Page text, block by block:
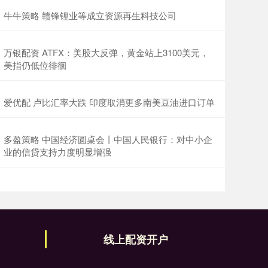
牛牛策略 赣锋锂业等成立资源再生科技公司
万银配资 ATFX：美股大反弹，黄金站上3100美元，
美指仍低位徘徊
爱优配 卢比汇率大跌 印度取消更多南美豆油进口订单
多盈策略 中国经济圆桌会丨中国人民银行：对中小企
业的信贷支持力度明显增强
线上配资开户